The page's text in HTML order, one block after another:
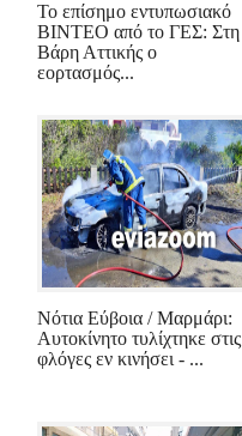
Το επίσημο εντυπωσιακό
ΒΙΝΤΕΟ από το ΓΕΣ: Στη
Βάρη Αττικής ο
εορτασμός...
Νότια Εύβοια / Μαρμάρι:
Αυτοκίνητο τυλίχτηκε στις
φλόγες εν κινήσει - ...